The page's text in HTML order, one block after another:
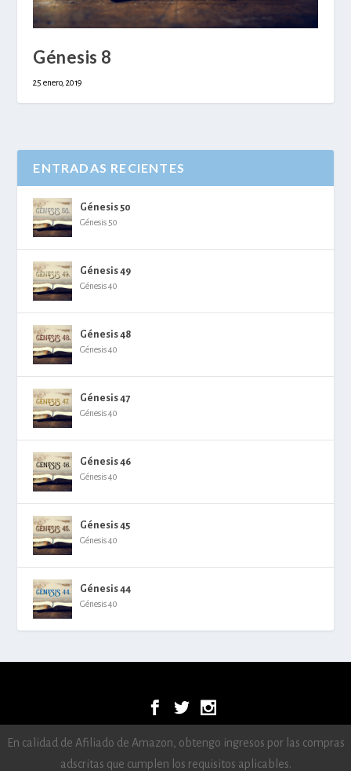
Génesis 8
25 enero, 2019
ENTRADAS RECIENTES
Génesis 50
Génesis 50
Génesis 49
Génesis 40
Génesis 48
Génesis 40
Génesis 47
Génesis 40
Génesis 46
Génesis 40
Génesis 45
Génesis 40
Génesis 44
Génesis 40
En calidad de Afiliado de Amazon, obtengo ingresos por las compras
adscritas que cumplen los requisitos aplicables.